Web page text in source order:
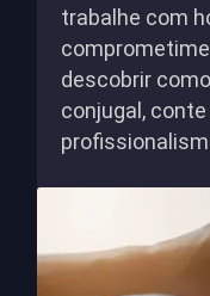
trabalhe com
descobrir
conjugal,